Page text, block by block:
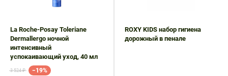
La Roche-Posay Toleriane
Dermallergo ночной
интенсивный
успокаивающий уход, 40 мл
3 524 ₽ −19%
ROXY KIDS набор гигиена
дорожный в пенале